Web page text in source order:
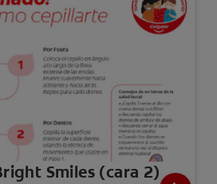
Smiles (cara 2)